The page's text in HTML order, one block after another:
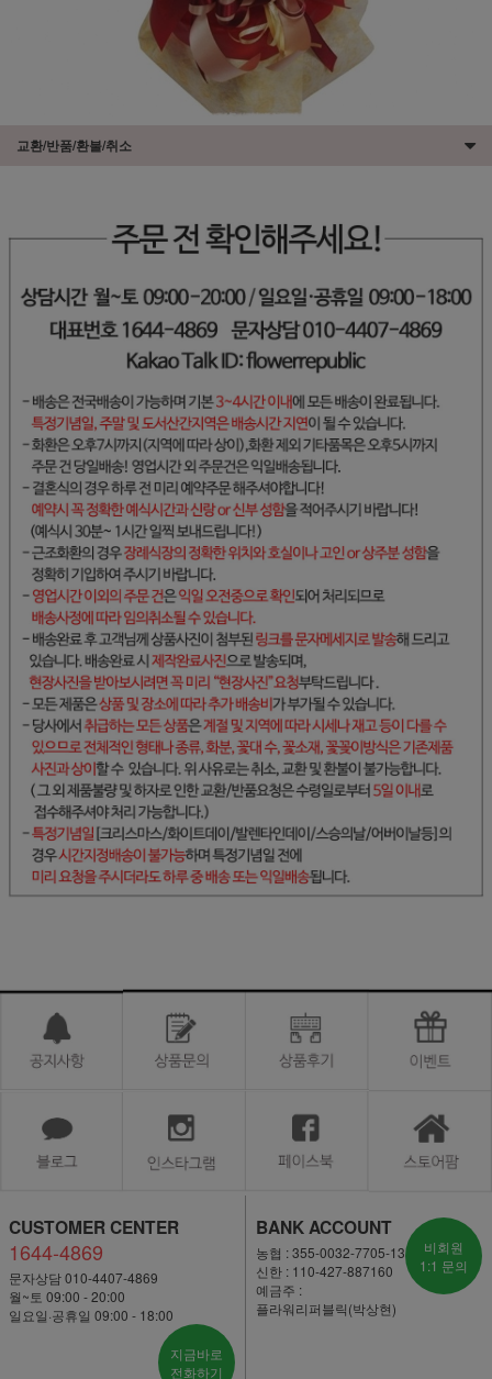
교환/반품/환불/취소
CUSTOMER CENTER
1644-4869
문자상담 010-4407-4869
월~토 09:00 - 20:00
일요일·공휴일 09:00 - 18:00
지금바로
전화하기
BANK ACCOUNT
농협 : 355-0032-7705-13
신한 : 110-427-887160
예금주 :
플라워리퍼블릭(박상현)
비회원
1:1 문의